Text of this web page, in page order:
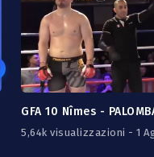
GFA 10 Nîmes -
5,64k visualizzazioni - 1